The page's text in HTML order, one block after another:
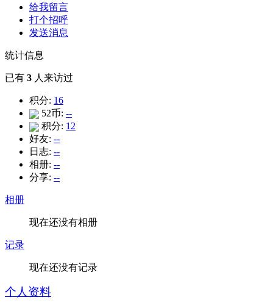
给我留言
打个招呼
发送消息
统计信息
已有 3 人来访过
积分: 16
52币: --
积分: 12
好友: --
日志: --
相册: --
分享: --
相册
现在还没有相册
记录
现在还没有记录
个人资料